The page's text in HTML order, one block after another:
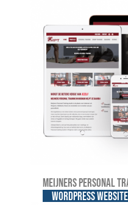
Meijners Personal
WordPress website